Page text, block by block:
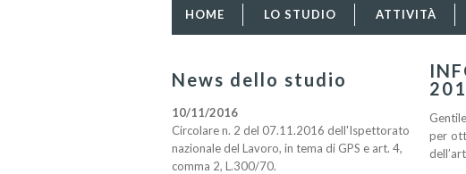
HOME LO STUDIO ATTIVITÀ
per
News dello studio
10/11/2016
Circolare n. 2 del 07.11.2016 dell'Ispettorato
nazionale del Lavoro, in tema di GPS e art. 4,
comma 2, L.300/70.